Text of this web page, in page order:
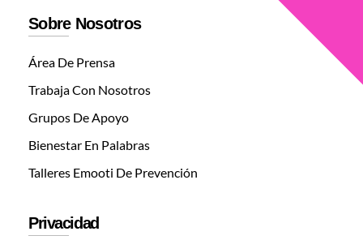
Sobre Nosotros
Área De Prensa
Trabaja Con Nosotros
Grupos De Apoyo
Bienestar En Palabras
Talleres Emooti De Prevención
Privacidad